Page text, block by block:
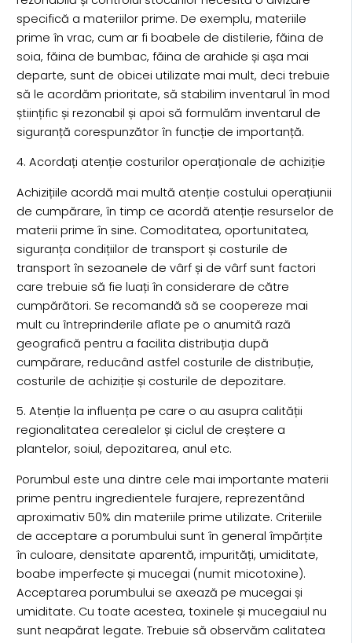
specifică a materiilor prime. De exemplu, materiile
prime în vrac, cum ar fi boabele de distilerie, făina de
soia, făina de bumbac, făina de arahide și așa mai
departe, sunt de obicei utilizate mai mult, deci trebuie
să le acordăm prioritate, să stabilim inventarul în mod
științific și rezonabil și apoi să formulăm inventarul de
siguranță corespunzător în funcție de importanță.
4. Acordați atenție costurilor operaționale de achiziție
Achizițiile acordă mai multă atenție costului operațiunii
de cumpărare, în timp ce acordă atenție resurselor de
materii prime în sine. Comoditatea, oportunitatea,
siguranța condițiilor de transport și costurile de
transport în sezoanele de vârf și de vârf sunt factori
care trebuie să fie luați în considerare de către
cumpărători. Se recomandă să se coopereze mai
mult cu întreprinderile aflate pe o anumită rază
geografică pentru a facilita distribuția după
cumpărare, reducând astfel costurile de distribuție,
costurile de achiziție și costurile de depozitare.
5. Atenție la influența pe care o au asupra calității
regionalitatea cerealelor și ciclul de creștere a
plantelor, soiul, depozitarea, anul etc.
Porumbul este una dintre cele mai importante materii
prime pentru ingredientele furajere, reprezentând
aproximativ 50% din materiile prime utilizate. Criteriile
de acceptare a porumbului sunt în general împărțite
în culoare, densitate aparentă, impurități, umiditate,
boabe imperfecte și mucegai (numit micotoxine).
Acceptarea porumbului se axează pe mucegai și
umiditate. Cu toate acestea, toxinele și mucegaiul nu
sunt neapărat legate. Trebuie să observăm calitatea